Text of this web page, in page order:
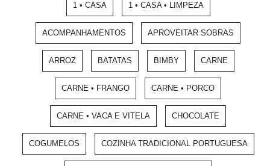
1 • CASA 1 • CASA • LIMPEZA
ACOMPANHAMENTOS APROVEITAR SOBRAS
ARROZ BATATAS BIMBY CARNE
CARNE • FRANGO CARNE • PORCO
CARNE • VACA E VITELA CHOCOLATE
COGUMELOS COZINHA TRADICIONAL PORTUGUESA